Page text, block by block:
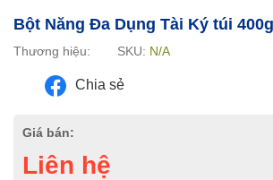
Bột Năng Đa Dụng Tài Ký túi 400g
Thương hiệu: SKU: N/A
Chia sẻ
Giá bán:
Liên hệ